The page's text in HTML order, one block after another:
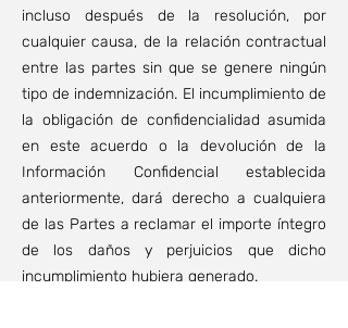
incluso después de la resolución, por
cualquier causa, de la relación contractual
entre las partes sin que se genere ningún
tipo de indemnización. El incumplimiento de
la obligación de confidencialidad asumida
en este acuerdo o la devolución de la
Información Confidencial establecida
anteriormente, dará derecho a cualquiera
de las Partes a reclamar el importe íntegro
de los daños y perjuicios que dicho
incumplimiento hubiera generado.